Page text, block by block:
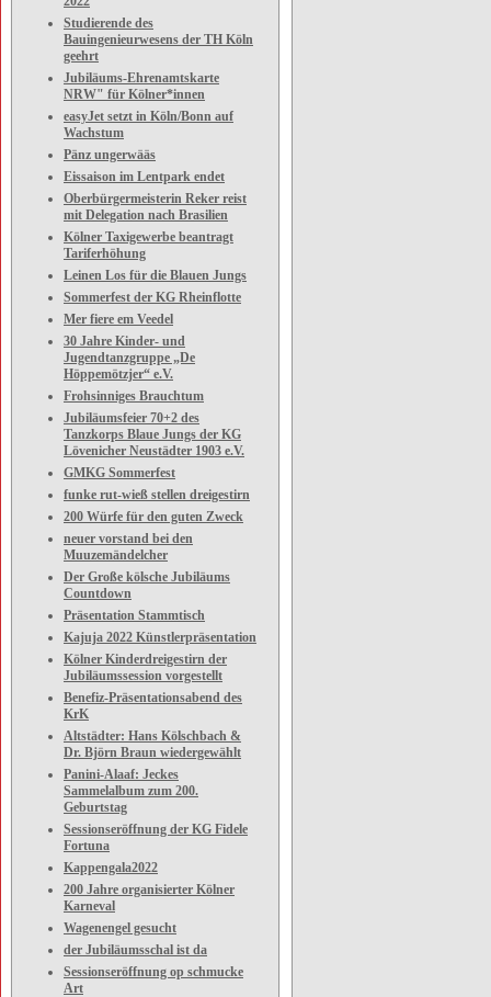
Studierende des
Bauingenieurwesens der TH Köln
geehrt
Jubiläums-Ehrenamtskarte
NRW" für Kölner*innen
easyJet setzt in Köln/Bonn auf
Wachstum
Pänz ungerwääs
Eissaison im Lentpark endet
Oberbürgermeisterin Reker reist
mit Delegation nach Brasilien
Kölner Taxigewerbe beantragt
Tariferhöhung
Leinen Los für die Blauen Jungs
Sommerfest der KG Rheinflotte
Mer fiere em Veedel
30 Jahre Kinder- und
Jugendtanzgruppe „De
Höppemötzjer“ e.V.
Frohsinniges Brauchtum
Jubiläumsfeier 70+2 des
Tanzkorps Blaue Jungs der KG
Lövenicher Neustädter 1903 e.V.
GMKG Sommerfest
funke rut-wieß stellen dreigestirn
200 Würfe für den guten Zweck
neuer vorstand bei den
Muuzemändelcher
Der Große kölsche Jubiläums
Countdown
Präsentation Stammtisch
Kajuja 2022 Künstlerpräsentation
Kölner Kinderdreigestirn der
Jubiläumssession vorgestellt
Benefiz-Präsentationsabend des
KrK
Altstädter: Hans Kölschbach &
Dr. Björn Braun wiedergewählt
Panini-Alaaf: Jeckes
Sammelalbum zum 200.
Geburtstag
Sessionseröffnung der KG Fidele
Fortuna
Kappengala2022
200 Jahre organisierter Kölner
Karneval
Wagenengel gesucht
der Jubiläumsschal ist da
Sessionseröffnung op schmucke
Art